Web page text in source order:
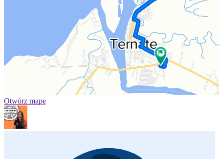
Otwórz mapę